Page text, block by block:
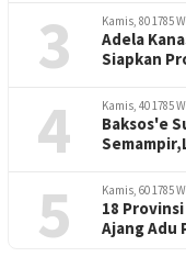
3 Kamis, 80 1785
Adela
Siapkan
4 Kamis, 40 1785
Baksos'e
5 Kamis, 60 1785
18
Ajang Adu